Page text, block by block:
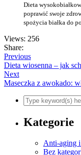
Dieta
poprawić swoje
spożycia białka do
Views: 256
Share:
Previous
Dieta wiosenna – jak
Next
Maseczka z awokado:
Kategorie
Anti-aging
Bez